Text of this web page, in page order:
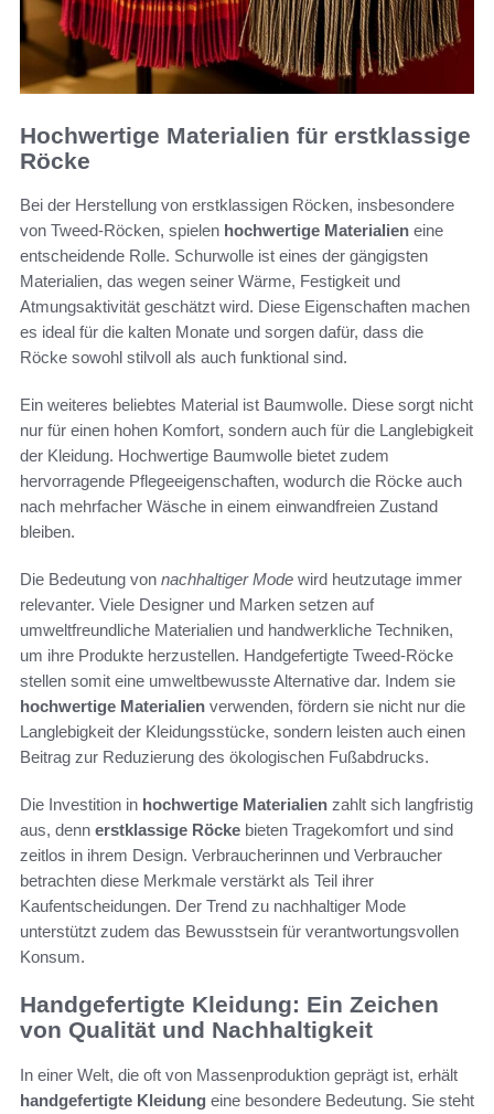
Hochwertige Materialien für erstklassige
Röcke
Bei der Herstellung von erstklassigen Röcken, insbesondere
von Tweed-Röcken, spielen hochwertige Materialien eine
entscheidende Rolle. Schurwolle ist eines der gängigsten
Materialien, das wegen seiner Wärme, Festigkeit und
Atmungsaktivität geschätzt wird. Diese Eigenschaften machen
es ideal für die kalten Monate und sorgen dafür, dass die
Röcke sowohl stilvoll als auch funktional sind.
Ein weiteres beliebtes Material ist Baumwolle. Diese sorgt nicht
nur für einen hohen Komfort, sondern auch für die Langlebigkeit
der Kleidung. Hochwertige Baumwolle bietet zudem
hervorragende Pflegeeigenschaften, wodurch die Röcke auch
nach mehrfacher Wäsche in einem einwandfreien Zustand
bleiben.
Die Bedeutung von nachhaltiger Mode wird heutzutage immer
relevanter. Viele Designer und Marken setzen auf
umweltfreundliche Materialien und handwerkliche Techniken,
um ihre Produkte herzustellen. Handgefertigte Tweed-Röcke
stellen somit eine umweltbewusste Alternative dar. Indem sie
hochwertige Materialien verwenden, fördern sie nicht nur die
Langlebigkeit der Kleidungsstücke, sondern leisten auch einen
Beitrag zur Reduzierung des ökologischen Fußabdrucks.
Die Investition in hochwertige Materialien zahlt sich langfristig
aus, denn erstklassige Röcke bieten Tragekomfort und sind
zeitlos in ihrem Design. Verbraucherinnen und Verbraucher
betrachten diese Merkmale verstärkt als Teil ihrer
Kaufentscheidungen. Der Trend zu nachhaltiger Mode
unterstützt zudem das Bewusstsein für verantwortungsvollen
Konsum.
Handgefertigte Kleidung: Ein Zeichen
von Qualität und Nachhaltigkeit
In einer Welt, die oft von Massenproduktion geprägt ist, erhält
handgefertigte Kleidung eine besondere Bedeutung. Sie steht